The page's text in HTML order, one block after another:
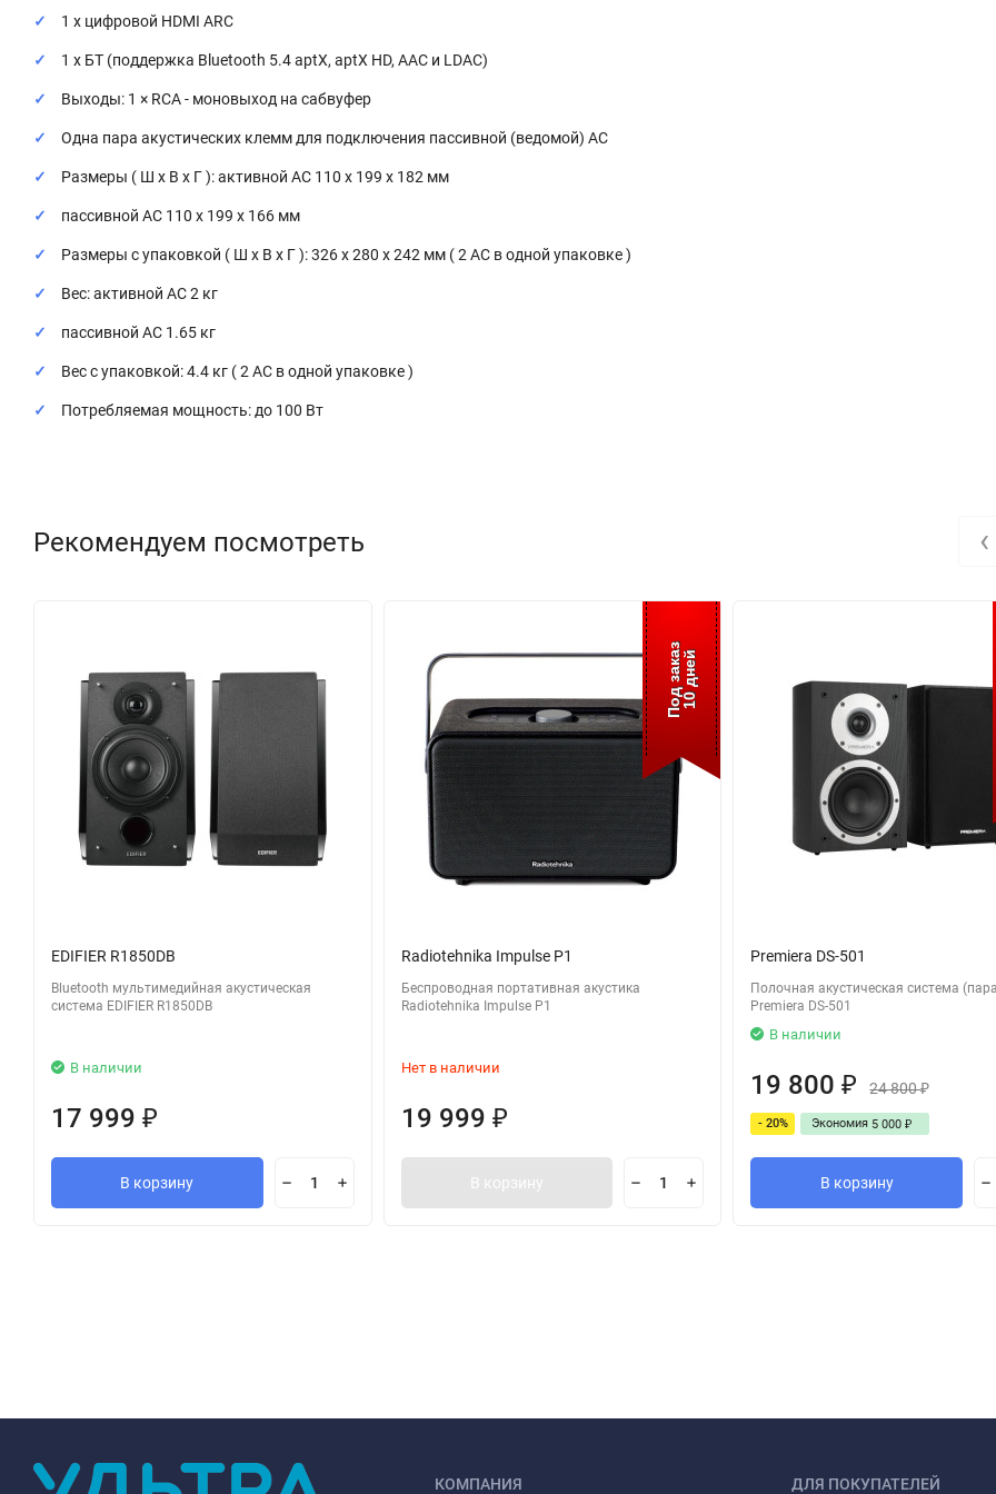
1 х цифровой HDMI ARC
1 х БТ (поддержка Bluetooth 5.4 aptX, aptX HD, AAC и LDAC)
Выходы: 1 × RCA - моновыход на сабвуфер
Одна пара акустических клемм для подключения пассивной (ведомой) АС
Размеры ( Ш x В x Г ): активной АС 110 x 199 x 182 мм
пассивной АС 110 x 199 x 166 мм
Размеры с упаковкой ( Ш x В x Г ): 326 х 280 х 242 мм ( 2 АС в одной упаковке )
Вес: активной АС 2 кг
пассивной АС 1.65 кг
Вес с упаковкой: 4.4 кг ( 2 АС в одной упаковке )
Потребляемая мощность: до 100 Вт
Рекомендуем посмотреть
EDIFIER R1850DB
Bluetooth мультимедийная акустическая
система EDIFIER R1850DB
В наличии
17 999 ₽
В корзину
Под заказ10 дней
Radiotehnika Impulse P1
Беспроводная портативная акустика
Radiotehnika Impulse P1
Нет в наличии
19 999 ₽
В корзину
Premiera DS-501
Полочная акустическая система
Premiera DS-501
В наличии
19 800₽ 24 800₽
- 20% Экономия 5 000₽
В корзину
‹
КОМПАНИЯ ДЛЯ ПОКУПАТЕЛЕЙ